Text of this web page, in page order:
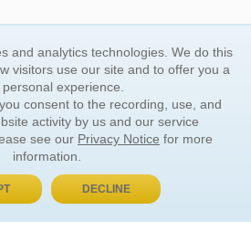
NOW, PAY LATER
and analytics technologies. We do this
visitors use our site and to offer you a
experience.
consent to the recording, use, and
activity by us and our service
see our Privacy Notice for more
information.
DECLINE